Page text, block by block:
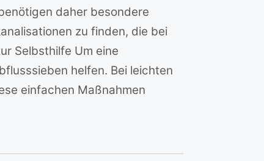
daher besondere
zu finden, die bei
Selbsthilfe Um eine
helfen. Bei leichten
einfachen Maßnahmen